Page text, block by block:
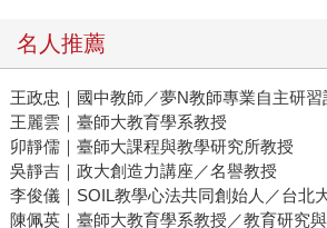
名人推薦
王政忠｜國中教師／夢N教師專業自主研習
王麗雲｜臺師大教育學系教授
卯靜儒｜臺師大課程與教學研究所教授
吳靜吉｜政大創造力講座／名譽教授
李俊儀｜SOIL教學心法共同創始人／台北
陳佩英｜臺師大教育學系教授／教育研究